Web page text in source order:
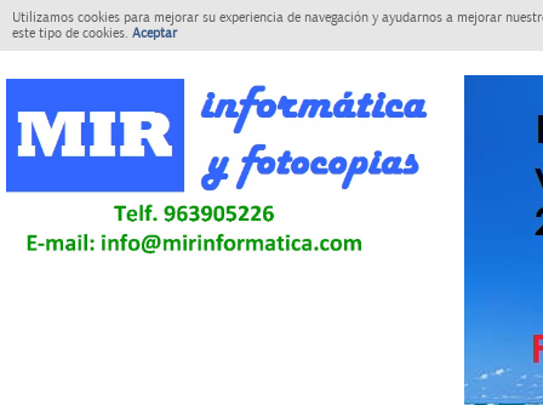
Utilizamos cookies para mejorar su experiencia de navegación y ayudarnos a mejorar
este tipo de cookies. Aceptar